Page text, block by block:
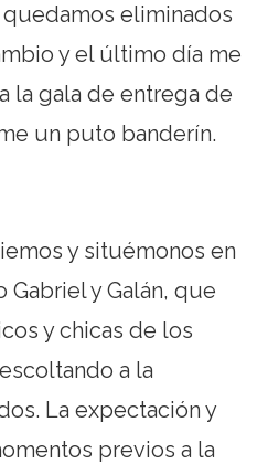
eliminados
y el último día me
la gala de entrega de
un puto banderín.
y situémonos en
Gabriel y Galán, que
y chicas de los
a la
La expectación y
previos a la